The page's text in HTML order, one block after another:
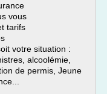
vous
tarifs
votre situation :
alcoolémie,
de permis, Jeune